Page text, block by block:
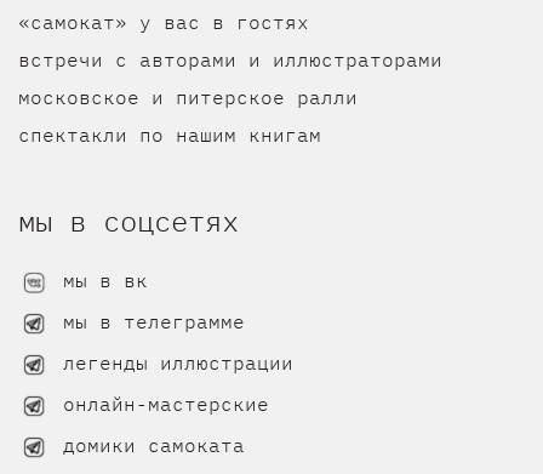
«самокат» у вас в гостях
встречи с авторами и иллюстраторами
московское и питерское ралли
спектакли по нашим книгам
мы в соцсетях
мы в вк
мы в телеграмме
легенды иллюстрации
онлайн-мастерские
домики самоката